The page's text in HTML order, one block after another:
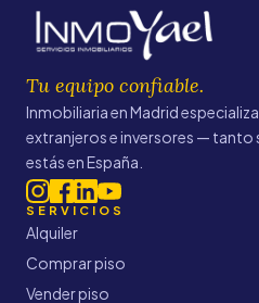
Tu equipo confiable.
Inmobiliaria en Madrid
extranjeros e inversores — tanto
estás en España.
SERVICIOS
Alquiler
Comprar piso
Vender piso